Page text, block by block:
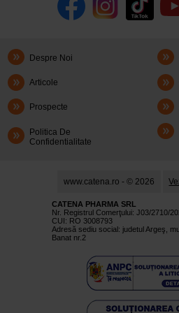
Despre Noi
Articole
Prospecte
Politica De
Confidentialitate
www.catena.ro - © 2026
CATENA PHARMA SRL
Nr. Registrul Comerţului: J03/2710/
CUI: RO 3008793
Adresă sediu social: judetul Argeş,
Banat nr.2